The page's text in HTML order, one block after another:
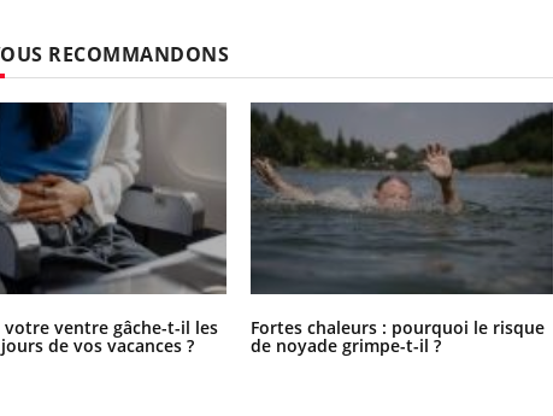
RECOMMANDONS
ventre gâche-t-il les
de vos vacances ?
Fortes chaleurs : pourquoi le risque
de noyade grimpe-t-il ?